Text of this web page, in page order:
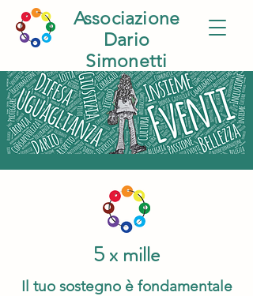
Associazione
Dario
Simonetti
5 x mille
Il tuo sostegno è fondamentale